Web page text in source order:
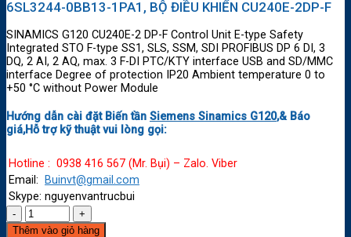
6SL3244-0BB13-1PA1, BỘ ĐIỀU KHIỂN CU240E-2DP-F
SINAMICS G120 CU240E-2 DP-F Control Unit E-type Safety
Integrated STO F-type SS1, SLS, SSM, SDI PROFIBUS DP 6 DI, 3
DQ, 2 AI, 2 AQ, max. 3 F-DI PTC/KTY interface USB and SD/MMC
interface Degree of protection IP20 Ambient temperature 0 to
+50 °C without Power Module
Hướng dẫn cài đặt Biến tần Siemens Sinamics G120,& Báo
giá,Hỗ trợ kỹ thuật vui lòng gọi:
Hotline : 0938 416 567 (Mr. Bụi) – Zalo. Viber
Email:
Buinvt@gmail.com
Skype: nguyenvantrucbui
Thêm vào giỏ hàng